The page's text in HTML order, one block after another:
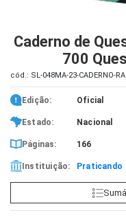
Caderno de
700
cód.: SL-048MA-23-CADERNO-
Edição: Oficial
Estado: Nacional
Páginas: 166
Instituição: Praticando